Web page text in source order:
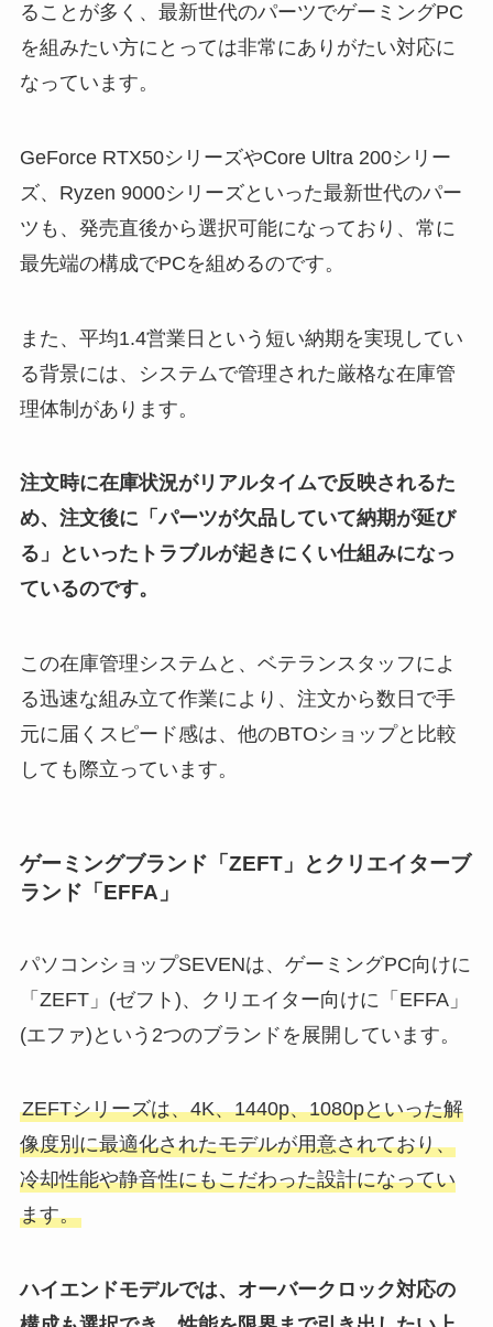
ることが多く、最新世代のパーツでゲーミングPC
を組みたい方にとっては非常にありがたい対応に
なっています。
GeForce RTX50シリーズやCore Ultra 200シリー
ズ、Ryzen 9000シリーズといった最新世代のパー
ツも、発売直後から選択可能になっており、常に
最先端の構成でPCを組めるのです。
また、平均1.4営業日という短い納期を実現してい
る背景には、システムで管理された厳格な在庫管
理体制があります。
注文時に在庫状況がリアルタイムで反映されるた
め、注文後に「パーツが欠品していて納期が延び
る」といったトラブルが起きにくい仕組みになっ
ているのです。
この在庫管理システムと、ベテランスタッフによ
る迅速な組み立て作業により、注文から数日で手
元に届くスピード感は、他のBTOショップと比較
しても際立っています。
ゲーミングブランド「ZEFT」とクリエイターブ
ランド「EFFA」
パソコンショップSEVENは、ゲーミングPC向けに
「ZEFT」(ゼフト)、クリエイター向けに「EFFA」
(エファ)という2つのブランドを展開しています。
ZEFTシリーズは、4K、1440p、1080pといった解
像度別に最適化されたモデルが用意されており、
冷却性能や静音性にもこだわった設計になってい
ます。
ハイエンドモデルでは、オーバークロック対応の